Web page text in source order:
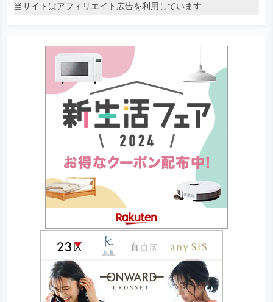
当サイトはアフィリエイト広告を利用しています